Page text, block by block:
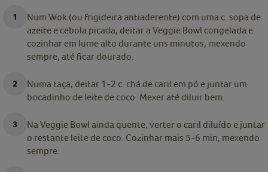
Num Wok (ou frigideira antiaderente) com uma c. sopa de
azeite e cebola picada, deitar a Veggie Bowl congelada e
cozinhar em lume alto durante uns minutos, mexendo
sempre, até ficar dourado.
Numa taça, deitar 1-2 c. chá de caril em pó e juntar um
bocadinho de leite de coco. Mexer até diluir bem.
Na Veggie Bowl ainda quente, verter o caril diluído e juntar
o restante leite de coco. Cozinhar mais 5-6 min, mexendo
sempre.